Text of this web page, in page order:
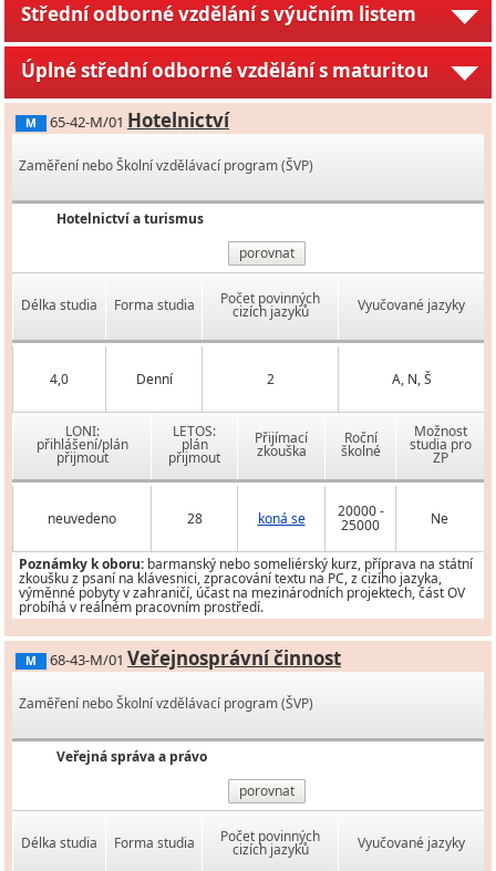
Střední odborné vzdělání s výučním listem
Úplné střední odborné vzdělání s maturitou
M 65-42-M/01 Hotelnictví
Zaměření nebo Školní vzdělávací program (ŠVP)
Hotelnictví a turismus
porovnat
Délka studia Forma studia Počet povinných
cizích jazyků Vyučované jazyky
4,0 Denní 2 A, N, Š
LONI:
přihlášení/plán
přijmout
LETOS:
plán
přijmout
Přijímací
zkouška
Roční
školné
Možnost
studia pro
ZP
neuvedeno 28 koná se 20000 -
25000 Ne
Poznámky k oboru: barmanský nebo someliérský kurz, příprava na státní
zkoušku z psaní na klávesnici, zpracování textu na PC, z cizího jazyka,
výměnné pobyty v zahraničí, účast na mezinárodních projektech, část OV
probíhá v reálném pracovním prostředí.
M 68-43-M/01 Veřejnosprávní činnost
Zaměření nebo Školní vzdělávací program (ŠVP)
Veřejná správa a právo
porovnat
Délka studia Forma studia Počet povinných
cizích jazyků Vyučované jazyky